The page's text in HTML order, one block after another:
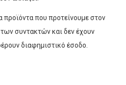
προϊόντα που προτείνουμε στον
των συντακτών και δεν έχουν
διαφημιστικό έσοδο.